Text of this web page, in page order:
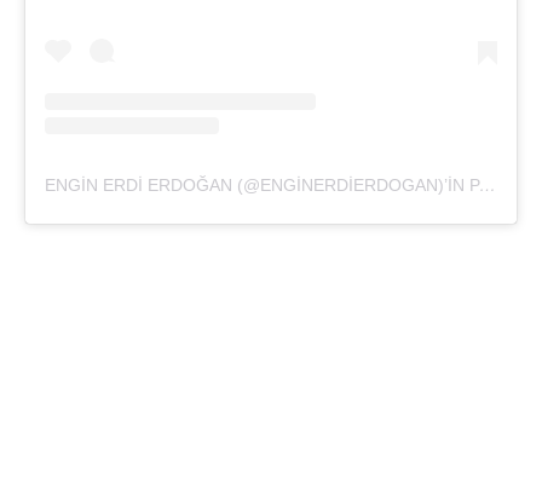
ENGIN ERDI ERDOĞAN (@ENGINERDIERDOGAN)’IN PAYLAŞTIĞI BIR GÖNDERI